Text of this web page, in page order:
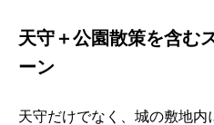
天守＋公園散策を含む
ーン
天守だけでなく、城の敷地内